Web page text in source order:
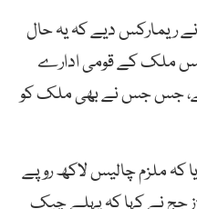
ریمارکس دیے کہ یہ حال
ملک کے قومی ادارے
ہے، جس جس نے بھی ملک کو
کہ ملزم چالیس لاکھ روپے
جج نے کہا کہ پہلے چیک